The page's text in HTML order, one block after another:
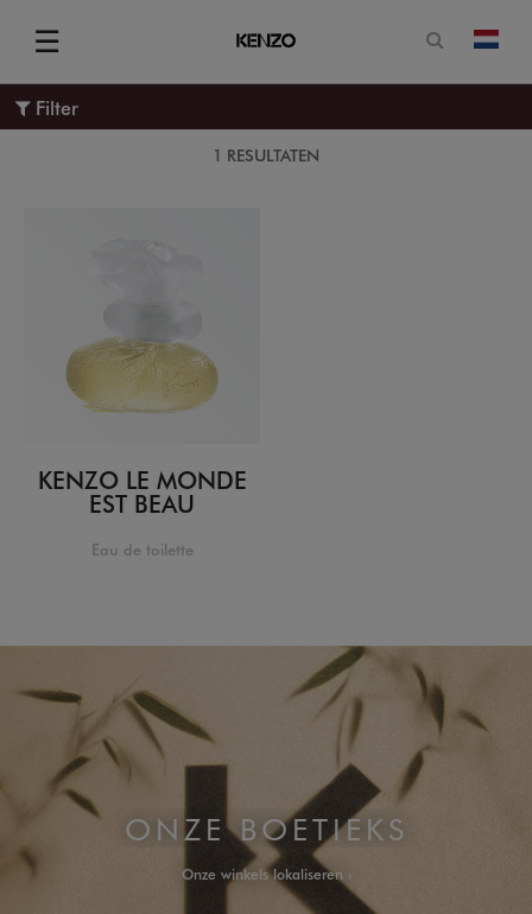
☰
Menu
Open
Filter
1 RESULTATEN
KENZO LE MONDE
EST BEAU
Eau de toilette
ONZE BOETIEKS
Onze winkels lokaliseren